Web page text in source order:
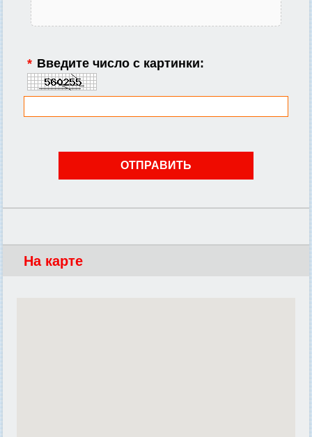
* Введите число с картинки:
На карте